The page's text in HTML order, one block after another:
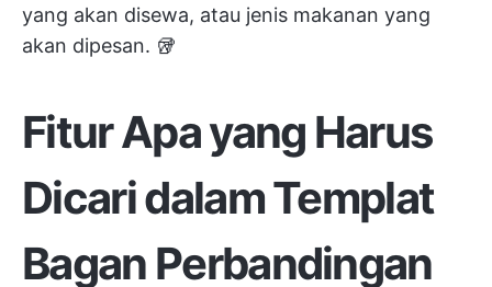
yang akan disewa, atau jenis makanan yang
akan dipesan. 🥡
Fitur Apa yang Harus
Dicari dalam Templat
Bagan Perbandingan